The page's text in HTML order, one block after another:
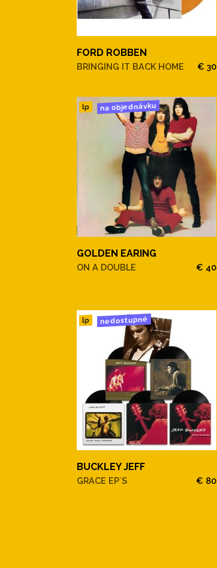
FORD ROBBEN
BRINGING IT BACK HOME € 30
lp na objednávku
GOLDEN EARING
ON A DOUBLE € 40
lp nedostupné
BUCKLEY JEFF
GRACE EP´S € 80